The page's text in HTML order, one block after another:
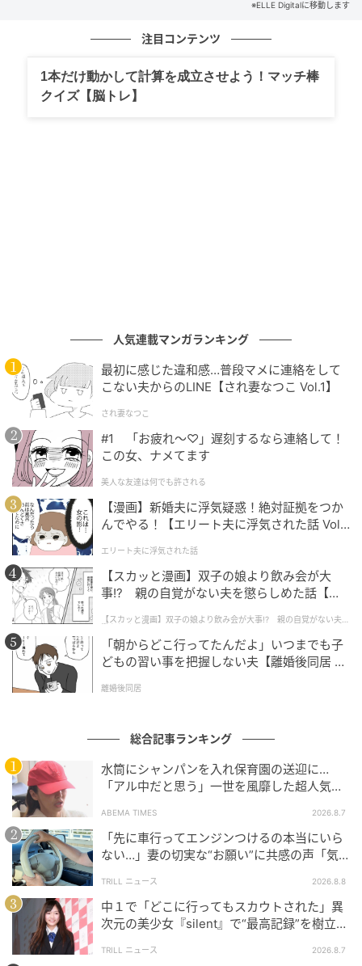
思い描いていた通りにいかない出来事が起きると、そ
れがふたりの関係に負担になることもある。答えを考
える際には、過去の具体的な経験を思い出してみると
役立つかもしれない。
3. 意見がぶつかったときに、うまく話しあえ
ているか
「どちらかが頑固すぎてまったく妥協できなかった
り、あるいは対立を怖がるあまり、不満を口にせず衝
突から逃げていたり。こうした問題のあるパターン
は、結婚前に解決しておくべきです」とワイリー。
4. 一緒に過ごす時間と、別々に過ごす時間の
バランスは？
※ELLE Digitalに移動します
注目コンテンツ
1本だけ動かして計算を成立させよう！マッチ棒
クイズ【脳トレ】
人気連載マンガランキング
最初に感じた違和感…普段マメに連絡をして
こない夫からのLINE【され妻なつこ Vol.1】
され妻なつこ
#1 「お疲れ〜♡」遅刻するなら連絡して！
この女、ナメてます
美人な友達は何でも許される
【漫画】新婚夫に浮気疑惑！絶対証拠をつか
んでやる！【エリート夫に浮気された話 Vol.
エリート夫に浮気された話
【スカッと漫画】双子の娘より飲み会が大
事!? 親の自覚がない夫を懲らしめた話【第1
【スカッと漫画】双子の娘より飲み会が大事!? 親の自覚がない夫を
懲らしめた話
「朝からどこ行ってたんだよ」いつまでも子
どもの習い事を把握しない夫【離婚後同居 Vo
離婚後同居
総合記事ランキング
水筒にシャンパンを入れ保育園の送迎に…
「アル中だと思う」一世を風靡した超人気タ
ABEMA TIMES 2026.8.7
「先に車行ってエンジンつけるの本当にいら
ない…」妻の切実な“お願い”に共感の声「気
TRILL ニュース 2026.8.8
中１で「どこに行ってもスカウトされた」異
次元の美少女『silent』で“最高記録”を樹立し
TRILL ニュース 2026.8.7